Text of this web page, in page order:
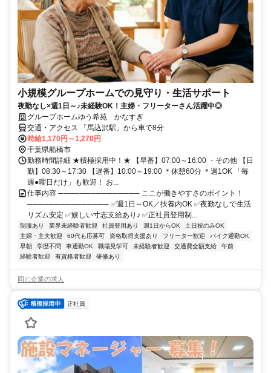
小規模グループホームでの見守り・生活サポート
夜勤なし×週1日～♪未経験OK！主婦・フリーターさん活躍中◎
グループホームゆう希苑 かなすぎ
交通・アクセス 「馬込沢駅」から車で8分
時給1,170円～1,270円
千葉県船橋市
勤務時間詳細 ★積極採用中！★ 【早番】07:00～16:00 ・その他 【日
勤】08:30～17:30 【遅番】10:00～19:00 ＊休憩60分 ＊週1OK 「毎
週●曜日だけ」も歓迎！ お...
仕事内容 ─────────────── ここが働きやすさのポイント！
─────────────── ✅週1日～OK／扶養内OK ✅夜勤なしで生活
リズム安定 ✅嬉しい寸志支給あり♪ ✅正社員登用制...
制服あり 業界未経験者歓迎 社員登用あり 週1日からOK
土日祝のみOK
主婦・主夫歓迎
60代も応募可 資格取得支援あり フリーター歓迎
バイク通勤OK
早朝
学歴不問 車通勤OK 職場見学可 未経験者歓迎 交通費全額支給
午前
経験者歓迎
有資格者歓迎 研修あり
同じ企業の求人
正社員